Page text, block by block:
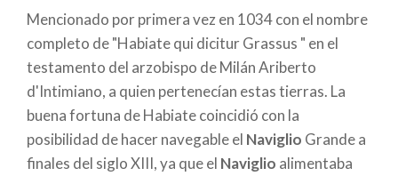
navegación
Mencionado por primera vez en 1034 con el nombre
completo de "Habiate qui dicitur Grassus " en el
testamento del arzobispo de Milán Ariberto
d'Intimiano, a quien pertenecían estas tierras. La
buena fortuna de Habiate coincidió con la
posibilidad de hacer navegable el Naviglio Grande a
finales del siglo XIII, ya que el Naviglio alimentaba